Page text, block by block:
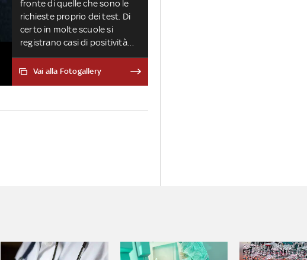
fronte di quelle che sono le
richieste proprio dei test. Di
certo in molte scuole si
registrano casi di positività
con un’infezione che si palesa
con il mal di gola, la febbre, i
Vai alla Fotogallery